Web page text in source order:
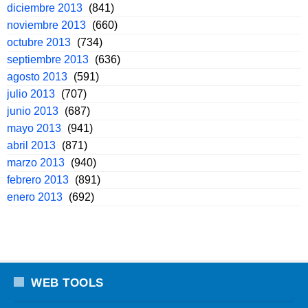
diciembre 2013 (841)
noviembre 2013 (660)
octubre 2013 (734)
septiembre 2013 (636)
agosto 2013 (591)
julio 2013 (707)
junio 2013 (687)
mayo 2013 (941)
abril 2013 (871)
marzo 2013 (940)
febrero 2013 (891)
enero 2013 (692)
WEB TOOLS